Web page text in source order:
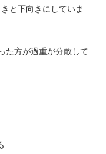
と下向きにしていま
た方が過重が分散して